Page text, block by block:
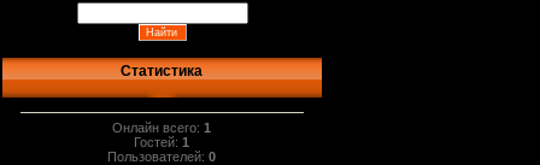
Статистика
Онлайн всего:1
Гостей:1
Пользователей:0